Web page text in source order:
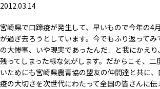
2012.03.14
宮崎県で口蹄疫が発生して、早いもので今年の4
が過ぎ去ろうとしています。今でもふり返ってみ
の大惨事、いや現実であったんだ」と我にかえ
残ってしまった様な気がします。だからこそ、二
いためにも宮崎県農青協の盟友の仲間達と共に
疫の大切さを次世代にわたって全国の皆さんに